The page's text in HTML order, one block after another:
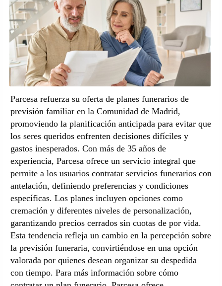
Parcesa refuerza su oferta de planes funerarios de
previsión familiar en la Comunidad de Madrid,
promoviendo la planificación anticipada para evitar que
los seres queridos enfrenten decisiones difíciles y
gastos inesperados. Con más de 35 años de
experiencia, Parcesa ofrece un servicio integral que
permite a los usuarios contratar servicios funerarios con
antelación, definiendo preferencias y condiciones
específicas. Los planes incluyen opciones como
cremación y diferentes niveles de personalización,
garantizando precios cerrados sin cuotas de por vida.
Esta tendencia refleja un cambio en la percepción sobre
la previsión funeraria, convirtiéndose en una opción
valorada por quienes desean organizar su despedida
con tiempo. Para más información sobre cómo